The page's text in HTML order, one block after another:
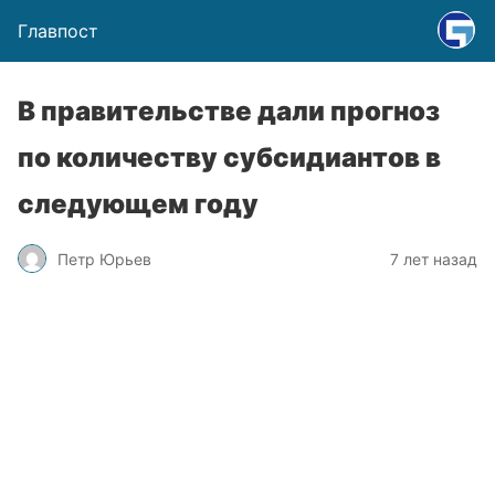
Главпост
В правительстве дали прогноз
по количеству субсидиантов в
следующем году
Петр Юрьев 7 лет назад